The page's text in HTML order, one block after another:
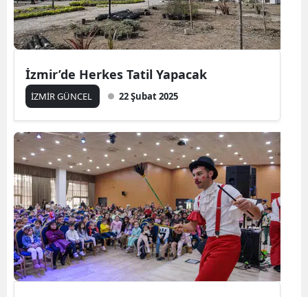
İzmir’de Herkes Tatil Yapacak
İZMİR GÜNCEL 22 Şubat 2025